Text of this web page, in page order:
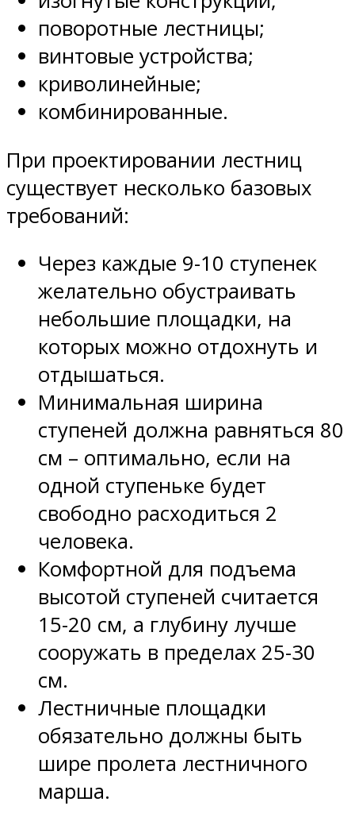
поворотные лестницы;
винтовые устройства;
криволинейные;
комбинированные.
При проектировании лестниц
существует несколько базовых
требований:
Через каждые 9-10 ступенек
желательно обустраивать
небольшие площадки, на
которых можно отдохнуть и
отдышаться.
Минимальная ширина
ступеней должна равняться 80
см – оптимально, если на
одной ступеньке будет
свободно расходиться 2
человека.
Комфортной для подъема
высотой ступеней считается
15-20 см, а глубину лучше
сооружать в пределах 25-30
см.
Лестничные площадки
обязательно должны быть
шире пролета лестничного
марша.